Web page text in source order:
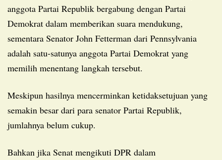
anggota Partai Republik bergabung dengan Partai
Demokrat dalam memberikan suara mendukung,
sementara Senator John Fetterman dari Pennsylvania
adalah satu-satunya anggota Partai Demokrat yang
memilih menentang langkah tersebut.
Meskipun hasilnya mencerminkan ketidaksetujuan yang
semakin besar dari para senator Partai Republik,
jumlahnya belum cukup.
Bahkan jika Senat mengikuti DPR dalam